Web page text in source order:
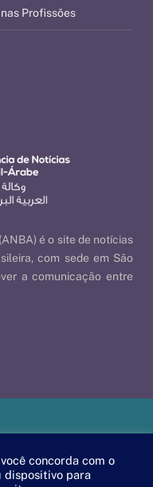
é o site de notícias
com sede em São
a comunicação entre
Profissões
de Notícias Brasil-
concorda com o
dispositivo para